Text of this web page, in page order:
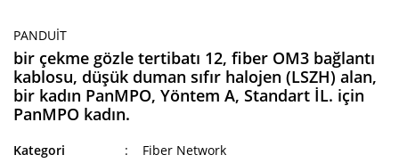
PANDUIT
bir çekme gözle tertibatı 12, fiber OM3 bağlantı
kablosu, düşük duman sıfır halojen (LSZH) alan,
bir kadın PanMPO, Yöntem A, Standart İL. için
PanMPO kadın.
Kategori
Fiber Network